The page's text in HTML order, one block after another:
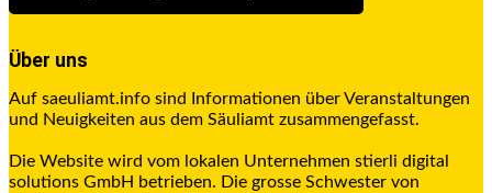
Über uns
Auf saeuliamt.info sind Informationen über Veranstaltungen
und Neuigkeiten aus dem Säuliamt zusammengefasst.
Die Website wird vom lokalen Unternehmen stierli digital
solutions GmbH betrieben. Die grosse Schwester von